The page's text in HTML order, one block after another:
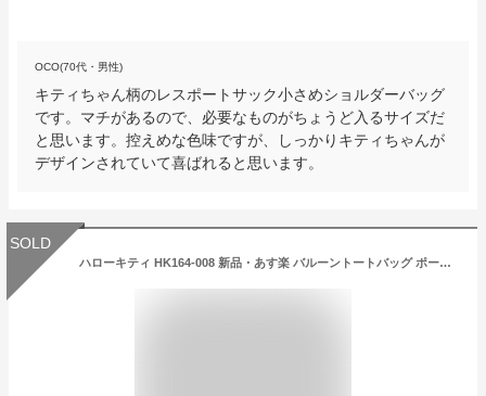
OCO(70代・男性)
キティちゃん柄のレスポートサック小さめショルダーバッグ
です。マチがあるので、必要なものがちょうど入るサイズだ
と思います。控えめな色味ですが、しっかりキティちゃんが
デザインされていて喜ばれると思います。
SOLD
ハローキティ HK164-008 新品・あす楽 バルーントートバッグ ポーチ付き リボンミリタリー アモンリザ AMONNLISA【レターパックプラス配送可能商品】